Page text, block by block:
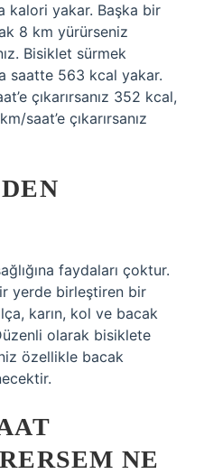
kalori yakar. Başka bir
8 km yürürseniz
Bisiklet sürmek
saatte 563 kcal yakar.
çıkarırsanız 352 kcal,
saat’e çıkarırsanız
faydaları çoktur.
yerde birleştiren bir
karın, kol ve bacak
Düzenli olarak bisiklete
özellikle bacak
NE